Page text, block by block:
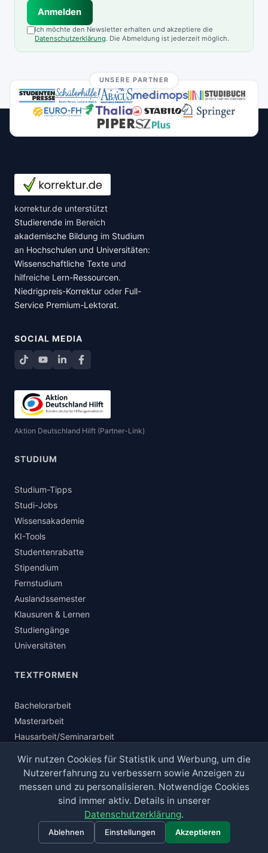
Anmelden
Ich möchte den Newsletter erhalten und akzeptiere die
Datenschutzerklärung. Die Abmeldung ist jederzeit möglich.
UNSERE PARTNER
korrektur.de unterstützt
Studierende im Bereich
akademische Bildung im Studium
an Hochschulen und Universitäten:
Wissenschaftliche Texte und
hilfreiche Lern-Ressourcen.
Niedrigpreis-Korrektur oder Full-
Service Premium-Lektorat.
SOCIAL MEDIA
TikTokYouTube
LinkedInFacebook teilen
Aktion Deutschland Hilft (Partner-Link)
STUDIUM
Studium-Tipps
Studi-Jobs
Wissensakademie
KI-Tools
Studentenrabatte
Stipendium
Fernstudium
Auslandssemester
Klausuren & Lernen
Studiengänge
Universitäten
TEXTFORMEN
Bachelorarbeit
Masterarbeit
Hausarbeit/Seminararbeit
Roman-Lektorat
Bewerbung & Lebenslauf
Website-Texte
Werbetexte
Whitepaper & Studie
Wir nutzen Cookies für Statistik und Werbung, um die
Nutzererfahrung zu verbessern sowie Anzeigen zu
messen und zu personalisieren. Notwendige Cookies
sind immer aktiv. Details in unserer
Datenschutzerklärung.
Ablehnen Einstellungen Akzeptieren